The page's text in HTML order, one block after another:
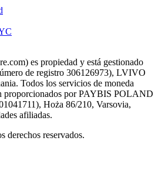
es propiedad y está gestionado
de registro 306126973), LVIVO
Todos los servicios de moneda
proporcionados por PAYBIS POLAND
Hoża 86/210, Varsovia,
afiliadas.
derechos reservados.